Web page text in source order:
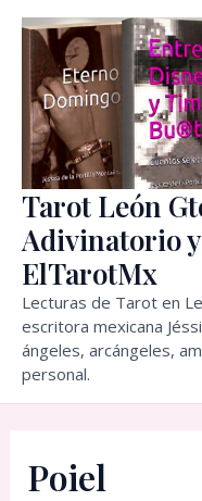
contenido
Tarot León
Adivinatorio y
ElTarotMx
Lecturas de Tarot en
escritora mexicana
ángeles, arcángeles,
personal.
Poiel